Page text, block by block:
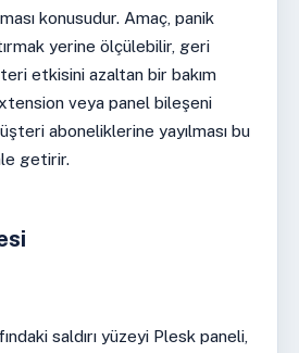
konusudur. Amaç, panik
yerine ölçülebilir, geri
etkisini azaltan bir bakım
veya panel bileşeni
aboneliklerine yayılması bu
getirir.
saldırı yüzeyi Plesk paneli,